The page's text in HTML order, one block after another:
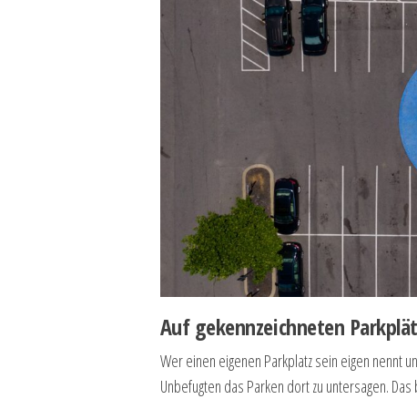
Auf gekennzeichneten
Wer einen eigenen Parkplatz sein eigen nennt
Unbefugten das Parken dort zu untersagen.